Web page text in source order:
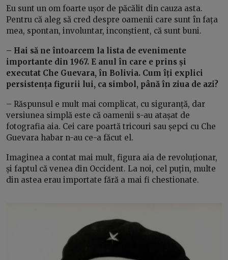
Eu sunt un om foarte ușor de păcălit din cauza asta.
Pentru că aleg să cred despre oamenii care sunt în fața
mea, spontan, involuntar, inconștient, că sunt buni.
– Hai să ne întoarcem la lista de evenimente
importante din 1967. E anul în care e prins și
executat Che Guevara, în Bolivia. Cum îți explici
persistența figurii lui, ca simbol, până în ziua de azi?
– Răspunsul e mult mai complicat, cu siguranță, dar
versiunea simplă este că oamenii s-au atașat de
fotografia aia. Cei care poartă tricouri sau șepci cu Che
Guevara habar n-au ce-a făcut el.
Imaginea a contat mai mult, figura aia de revoluționar,
și faptul că venea din Occident. La noi, cel puțin, multe
din astea erau importate fără a mai fi chestionate.